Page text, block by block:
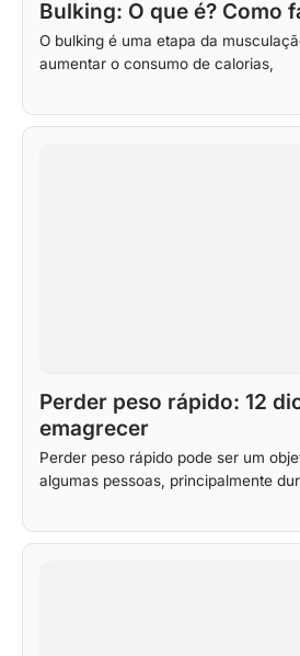
Bulking: O que é? Como
O bulking é uma etapa da
aumentar o consumo de calorias,
Perder peso rápido: 12
emagrecer
Perder peso rápido pode ser um
algumas pessoas, principalmente